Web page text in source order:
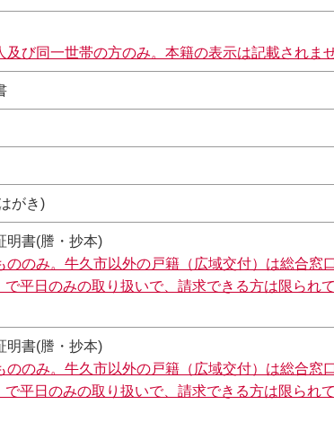
び同一世帯の方のみ。本籍の表示は記載されませ
がき)
明書(謄・抄本)
のみ。牛久市以外の戸籍（広域交付）は総合窓
で平日のみの取り扱いで、請求できる方は限られ
明書(謄・抄本)
のみ。牛久市以外の戸籍（広域交付）は総合窓
で平日のみの取り扱いで、請求できる方は限られ